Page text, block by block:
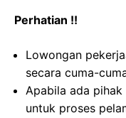
Perhatian !!
Lowongan
secara cuma-
Apabila ada
untuk proses